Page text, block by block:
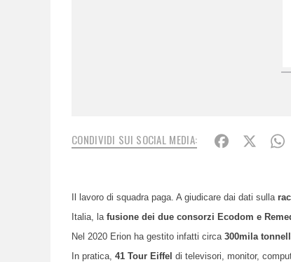
CONDIVIDI SUI SOCIAL MEDIA:
Il lavoro di squadra paga. A giudicare dai dati sulla
Italia, la fusione dei due consorzi Ecodom e
Nel 2020 Erion ha gestito infatti circa 300mila
In pratica, 41 Tour Eiffel di televisori, monitor,